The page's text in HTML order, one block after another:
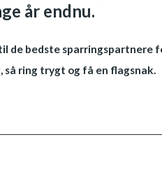
år endnu.
de bedste sparringspartnere
så ring trygt og få en flagsnak.